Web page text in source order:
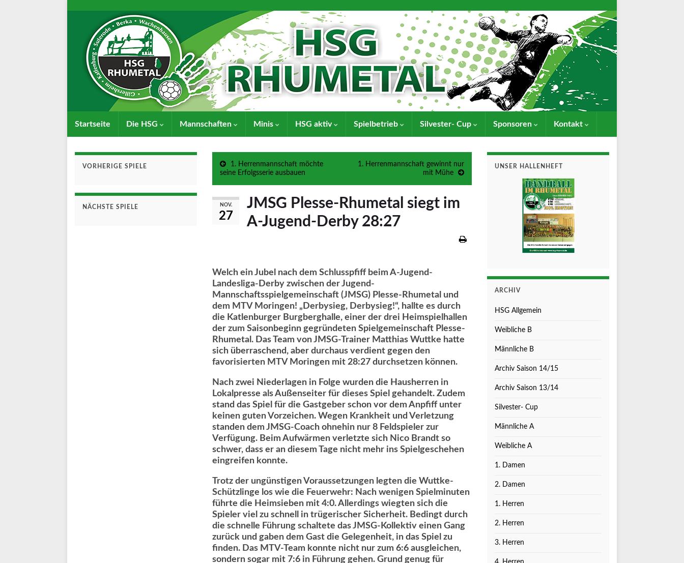
Startseite Die HSG Mannschaften Minis HSG aktiv Spielbetrieb Silvester- Cup Sponsoren Kontakt
1. Herrenmannschaft möchte
seine Erfolgsserie ausbauen
1. Herrenmannschaft gewinnt nur
mit Mühe
NOV.
27
JMSG Plesse-Rhumetal siegt im
A-Jugend-Derby 28:27
Welch ein Jubel nach dem Schlusspfiff beim A-Jugend-
Landesliga-Derby zwischen der Jugend-
Mannschaftsspielgemeinschaft (JMSG) Plesse-Rhumetal und
dem MTV Moringen! „Derbysieg, Derbysieg!“, hallte es durch
die Katlenburger Burgberghalle, einer der drei Heimspielhallen
der zum Saisonbeginn gegründeten Spielgemeinschaft Plesse-
Rhumetal. Das Team von JMSG-Trainer Matthias Wuttke hatte
sich überraschend, aber durchaus verdient gegen den
favorisierten MTV Moringen mit 28:27 durchsetzen können.
Nach zwei Niederlagen in Folge wurden die Hausherren in
Lokalpresse als Außenseiter für dieses Spiel gehandelt. Zudem
stand das Spiel für die Gastgeber schon vor dem Anpfiff unter
keinen guten Vorzeichen. Wegen Krankheit und Verletzung
standen dem JMSG-Coach ohnehin nur 8 Feldspieler zur
Verfügung. Beim Aufwärmen verletzte sich Nico Brandt so
schwer, dass er an diesem Tage nicht mehr ins Spielgeschehen
eingreifen konnte.
Trotz der ungünstigen Voraussetzungen legten die Wuttke-
Schützlinge los wie die Feuerwehr: Nach wenigen Spielminuten
führte die Heimsieben mit 4:0. Allerdings wiegten sich die
Spieler viel zu schnell in trügerischer Sicherheit. Bedingt durch
die schnelle Führung schaltete das JMSG-Kollektiv einen Gang
zurück und gaben dem Gast die Gelegenheit, in das Spiel zu
finden. Das MTV-Team konnte nicht nur zum 6:6 ausgleichen,
sondern sogar mit 7:6 in Führung gehen. Grund genug für
VORHERIGE SPIELE
NÄCHSTE SPIELE
UNSER HALLENHEFT
ARCHIV
HSG Allgemein
Weibliche B
Männliche B
Archiv Saison 14/15
Archiv Saison 13/14
Silvester- Cup
Männliche A
Weibliche A
1. Damen
2. Damen
1. Herren
2. Herren
3. Herren